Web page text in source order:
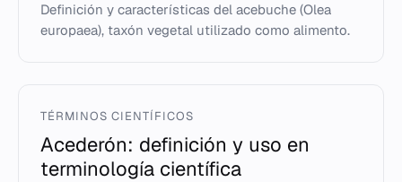
Definición y características del acebuche (Olea
europaea), taxón vegetal utilizado como alimento.
TÉRMINOS CIENTÍFICOS
Acederón: definición y uso en
terminología científica